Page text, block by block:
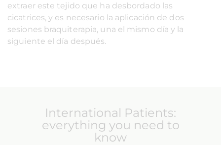
extraer este tejido que ha desbordado las
cicatrices, y es necesario la aplicación de dos
sesiones braquiterapia, una el mismo día y la
siguiente el día después.
International Patients:
everything you need to
know